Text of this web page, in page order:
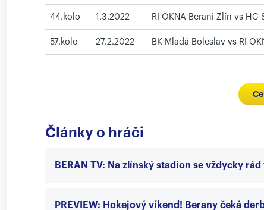
44.kolo 1.3.2022 RI OKNA Berani Zlín vs HC
57.kolo 27.2.2022 BK Mladá Boleslav vs RI
Články o hráči
BERAN TV: Na zlínský stadion se vždycky
PREVIEW: Hokejový víkend! Berany čeká